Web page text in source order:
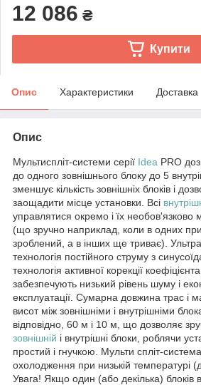
12 086 ₴
Купити
Опис Характеристики Доставка
Опис
Мультиспліт-системи серії Idea PRO
до одного зовнішнього блоку до 5
зменшує кількість зовнішніх блоків і
заощадити місце установки. Всі
управлятися окремо і їх необов'язково
(що зручно наприклад, коли в одних
зроблений, а в інших ще триває).
технологія постійного струму з
технологія активної корекції
забезпечують низький рівень шуму і
експлуатації. Сумарна довжина трас і
висот між зовнішніми і внутрішніми
відповідно, 60 м і 10 м, що дозволяє
зовнішній і внутрішні блоки, роблячи
простий і гнучкою. Мульти спліт-
охолодження при низькій температурі
Увага! Якщо один (або декілька) блоків